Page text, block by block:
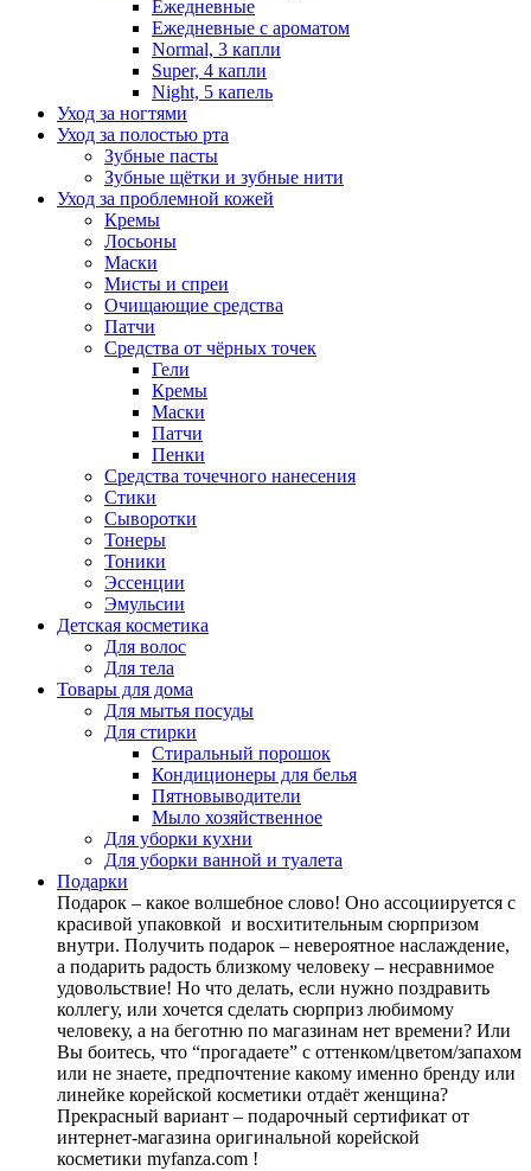
Ежедневные
Ежедневные с ароматом
Normal, 3 капли
Super, 4 капли
Night, 5 капель
Уход за ногтями
Уход за полостью рта
Зубные пасты
Зубные щётки и зубные нити
Уход за проблемной кожей
Кремы
Лосьоны
Маски
Мисты и спреи
Очищающие средства
Патчи
Средства от чёрных точек
Гели
Кремы
Маски
Патчи
Пенки
Средства точечного нанесения
Стики
Сыворотки
Тонеры
Тоники
Эссенции
Эмульсии
Детская косметика
Для волос
Для тела
Товары для дома
Для мытья посуды
Для стирки
Стиральный порошок
Кондиционеры для белья
Пятновыводители
Мыло хозяйственное
Для уборки кухни
Для уборки ванной и туалета
Подарки
Подарок – какое волшебное слово! Оно ассоциируется с
красивой упаковкой и восхитительным сюрпризом
внутри. Получить подарок – невероятное наслаждение,
а подарить радость близкому человеку – несравнимое
удовольствие! Но что делать, если нужно поздравить
коллегу, или хочется сделать сюрприз любимому
человеку, а на беготню по магазинам нет времени? Или
Вы боитесь, что “прогадаете” с оттенком/цветом/запахом
или не знаете, предпочтение какому именно бренду или
линейке корейской косметики отдаёт женщина?
Прекрасный вариант – подарочный сертификат от
интернет-магазина оригинальной корейской
косметики myfanza.com !